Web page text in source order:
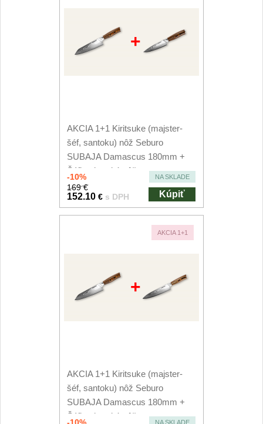
+
AKCIA 1+1 Kiritsuke (majster-
šéf, santoku) nôž Seburo
SUBAJA Damascus 180mm +
Šéfkucharský nôž...
-10% NA SKLADE
169 €
152.10 € s DPH Kúpiť
AKCIA 1+1
+
AKCIA 1+1 Kiritsuke (majster-
šéf, santoku) nôž Seburo
SUBAJA Damascus 180mm +
Šéfkucharský nôž...
-10% NA SKLADE